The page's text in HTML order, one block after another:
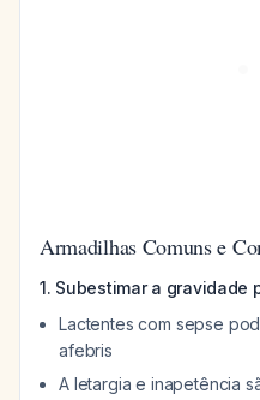
Armadilhas Comuns e
1. Subestimar a gravidade
Lactentes com sepse
afebris
A letargia e inapetência